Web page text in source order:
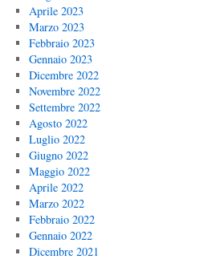
Aprile 2023
Marzo 2023
Febbraio 2023
Gennaio 2023
Dicembre 2022
Novembre 2022
Settembre 2022
Agosto 2022
Luglio 2022
Giugno 2022
Maggio 2022
Aprile 2022
Marzo 2022
Febbraio 2022
Gennaio 2022
Dicembre 2021